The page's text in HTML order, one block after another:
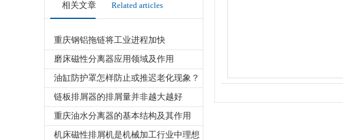
相关文章 Related articles
重庆钢铝拖链将工业进程加快
磨床磁性分离器应用领域及作用
油缸防护罩怎样防止或推迟老化现象？
链板排屑器的排屑量并非越大越好
重庆油水分离器的基本结构及其作用
机床磁性排屑机是机械加工行业中理想